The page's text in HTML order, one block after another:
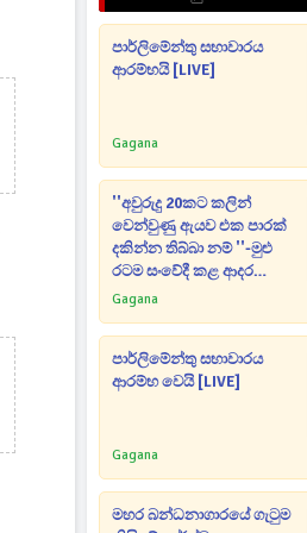
පාර්ලිමේන්තු සභාවාරය
ආරම්භයි [LIVE]
Gagana
''අවුරුදු 20කට කලින්
වෙන්වුණු ඇයව එක පාරක්
දකින්න තිබ්බා නම් ''-මුළු
රටම සංවේදී කළ ආදර
අමරණීය මතකය
Gagana
පාර්ලිමේන්තු සභාවාරය
ආරම්භ වෙයි [LIVE]
Gagana
මහර බන්ධනාගාරයේ ගැටුම